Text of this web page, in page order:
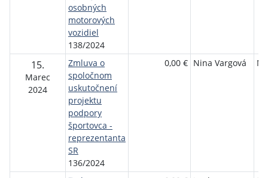
osobných
motorových
vozidiel
138/2024
15.
Marec
2024
Zmluva o
spoločnom
uskutočnení
projektu
podpory
športovca -
reprezentanta
SR
136/2024
0,00 € Nina Vargová